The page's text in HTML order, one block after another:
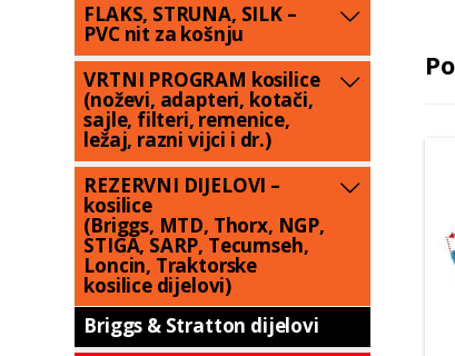
FLAKS, STRUNA, SILK –
PVC nit za košnju
VRTNI PROGRAM kosilice
(noževi, adapteri, kotači,
sajle, filteri, remenice,
ležaj, razni vijci i dr.)
REZERVNI DIJELOVI –
kosilice
(Briggs, MTD, Thorx, NGP,
STIGA, SARP, Tecumseh,
Loncin, Traktorske
kosilice dijelovi)
Briggs & Stratton dijelovi